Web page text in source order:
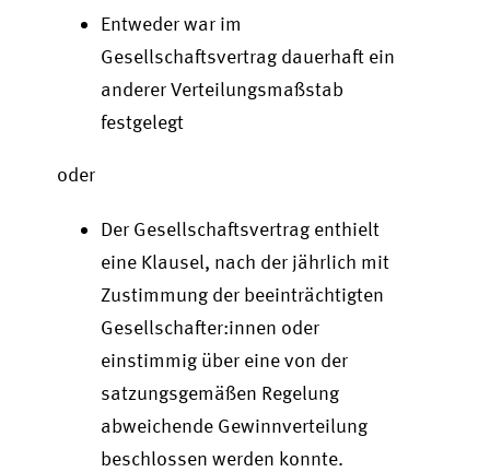
Entweder war im
Gesellschaftsvertrag dauerhaft ein
anderer Verteilungsmaßstab
festgelegt
oder
Der Gesellschaftsvertrag enthielt
eine Klausel, nach der jährlich mit
Zustimmung der beeinträchtigten
Gesellschafter:innen oder
einstimmig über eine von der
satzungsgemäßen Regelung
abweichende Gewinnverteilung
beschlossen werden konnte.